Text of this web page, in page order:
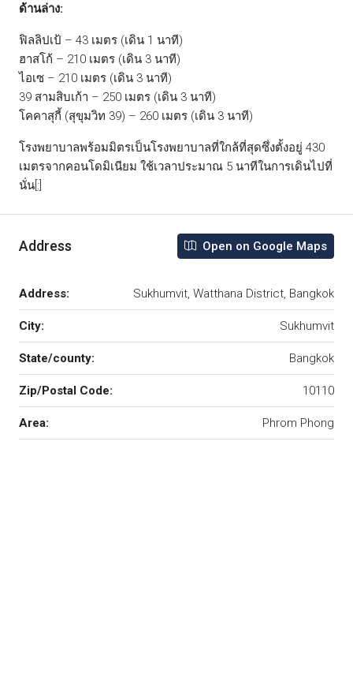
ด้านล่าง:
ฟิลลิปเป้ – 43 เมตร (เดิน 1 นาที)
ฮาสโก้ – 210 เมตร (เดิน 3 นาที)
ไอเซ – 210 เมตร (เดิน 3 นาที)
39 สามสิบเก้า – 250 เมตร (เดิน 3 นาที)
โคคาสุกี้ (สุขุมวิท 39) – 260 เมตร (เดิน 3 นาที)
โรงพยาบาลพร้อมมิตรเป็นโรงพยาบาลที่ใกล้ที่สุดซึ่งตั้งอยู่ 430
เมตรจากคอนโดมิเนียม ใช้เวลาประมาณ 5 นาทีในการเดินไปที่
นั่น[:]
Address Open on Google Maps
Address: Sukhumvit, Watthana District, Bangkok
City: Sukhumvit
State/county: Bangkok
Zip/Postal Code: 10110
Area: Phrom Phong